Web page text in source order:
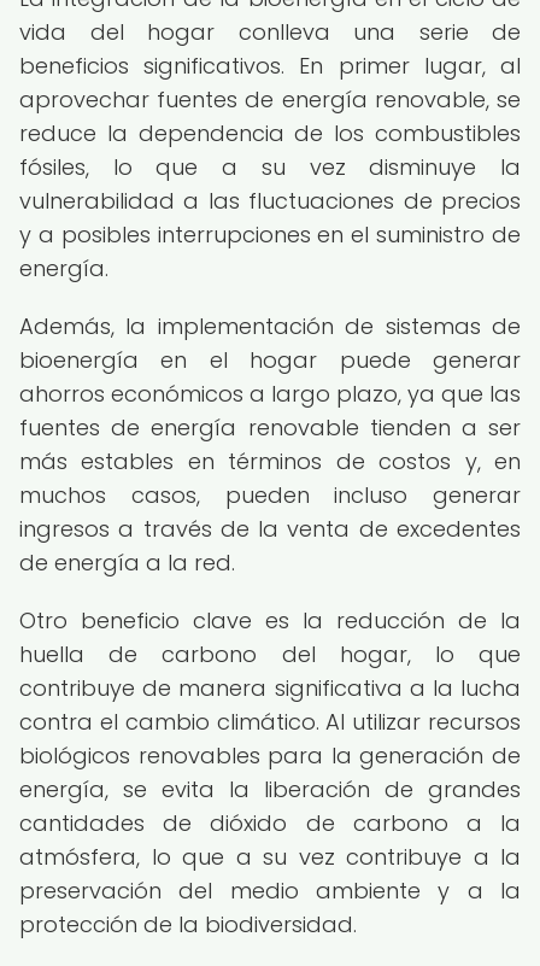
vida del hogar conlleva una serie de
beneficios significativos. En primer lugar, al
aprovechar fuentes de energía renovable, se
reduce la dependencia de los combustibles
fósiles, lo que a su vez disminuye la
vulnerabilidad a las fluctuaciones de precios
y a posibles interrupciones en el suministro de
energía.
Además, la implementación de sistemas de
bioenergía en el hogar puede generar
ahorros económicos a largo plazo, ya que las
fuentes de energía renovable tienden a ser
más estables en términos de costos y, en
muchos casos, pueden incluso generar
ingresos a través de la venta de excedentes
de energía a la red.
Otro beneficio clave es la reducción de la
huella de carbono del hogar, lo que
contribuye de manera significativa a la lucha
contra el cambio climático. Al utilizar recursos
biológicos renovables para la generación de
energía, se evita la liberación de grandes
cantidades de dióxido de carbono a la
atmósfera, lo que a su vez contribuye a la
preservación del medio ambiente y a la
protección de la biodiversidad.